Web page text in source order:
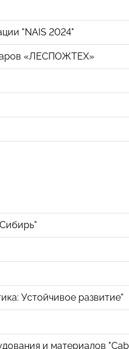
"NAIS 2024"
«ЛЕСПОЖТЕХ»
Устойчивое развитие"
и материалов